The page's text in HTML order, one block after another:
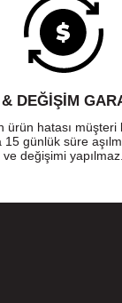
DEĞİŞİM
ürün hatası müşteri
günlük süre
ve değişimi yapılmaz.